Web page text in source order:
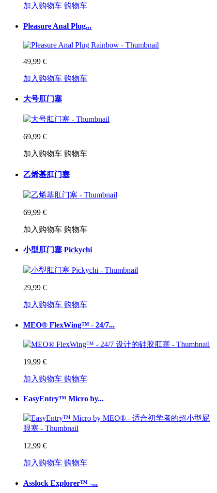
加入购物车 购物车
Pleasure Anal Plug...
49,99 €
加入购物车 购物车
大号肛门塞
69,99 €
加入购物车 购物车
乙烯基肛门塞
69,99 €
加入购物车 购物车
小型肛门塞 Pickychi
29,99 €
加入购物车 购物车
MEO® FlexWing™ - 24/7...
19,99 €
加入购物车 购物车
EasyEntry™ Micro by...
12,99 €
加入购物车 购物车
Asslock Explorer™ -...